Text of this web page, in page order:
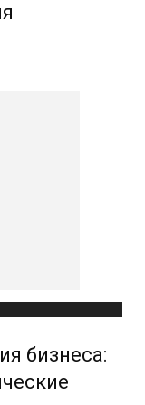
бизнеса: